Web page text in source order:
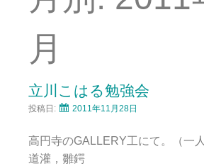
へ
ス
キ
ッ
プ
月
立川こはる勉強会
投稿日: 2011年11月28日
高円寺のGALLERY工にて。（一人
道灌，雛鍔